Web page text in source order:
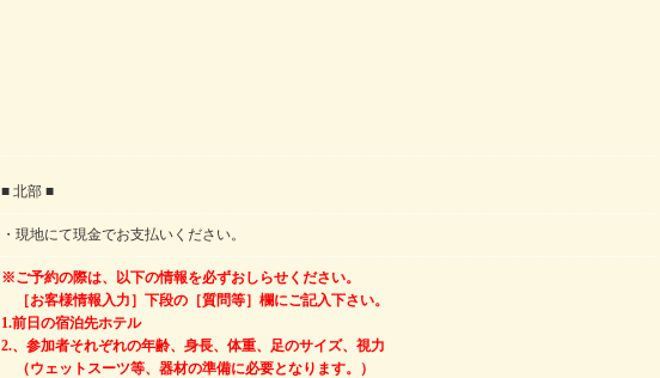
■ 北部 ■
・現地にて現金でお支払いください。
※ご予約の際は、以下の情報を必ずおしらせください。
［お客様情報入力］下段の［質問等］欄にご記入下さい。
1.前日の宿泊先ホテル
2.、参加者それぞれの年齢、身長、体重、足のサイズ、視力
（ウェットスーツ等、器材の準備に必要となります。）